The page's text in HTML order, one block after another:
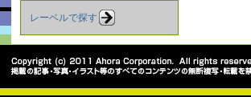
レーベルで探す